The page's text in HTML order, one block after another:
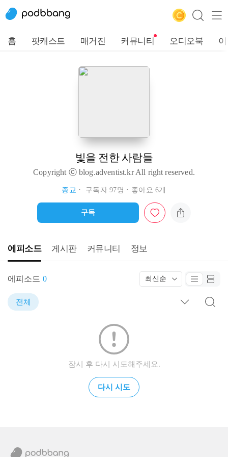
홈 팟캐스트 매거진 커뮤니티 오디오북
빛을 전한 사람들
Copyright ⓒ blog.adventist.kr All right reserved.
종교 구독자 97명 좋아요 6개
구독
에피소드 게시판 커뮤니티 정보
에피소드 0 최신순
전체
잠시 후 다시 시도해주세요.
다시 시도